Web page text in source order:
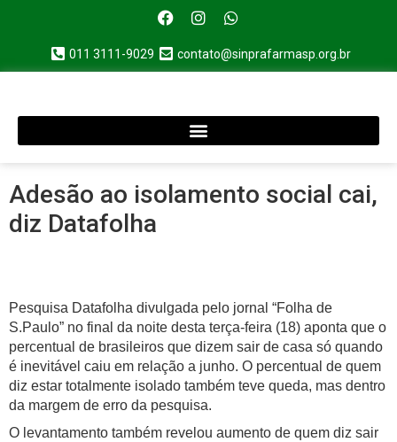
011 3111-9029 contato@sinprafarmasp.org.br
Adesão ao isolamento social cai,
diz Datafolha
Pesquisa Datafolha divulgada pelo jornal “Folha de
S.Paulo” no final da noite desta terça-feira (18) aponta que o
percentual de brasileiros que dizem sair de casa só quando
é inevitável caiu em relação a junho. O percentual de quem
diz estar totalmente isolado também teve queda, mas dentro
da margem de erro da pesquisa.
O levantamento também revelou aumento de quem diz sair